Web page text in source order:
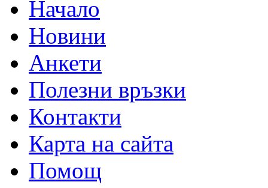
Начало
Новини
Анкети
Полезни връзки
Контакти
Карта на сайта
Помощ